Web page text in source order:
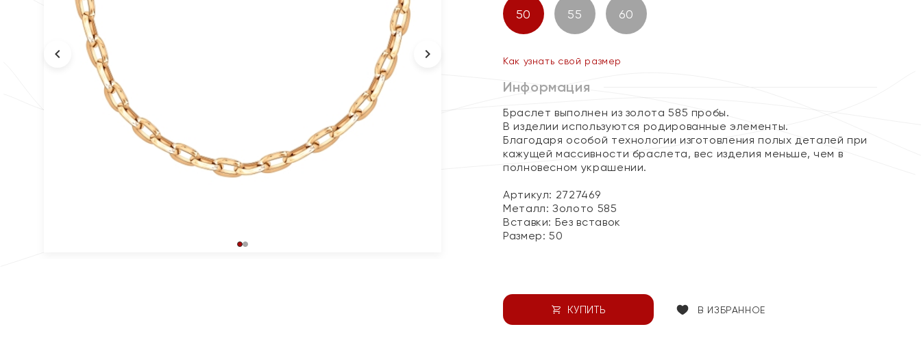
50 55 60
Как узнать свой размер
Информация
Браслет выполнен из золота 585 пробы.
В изделии используются родированные элементы.
Благодаря особой технологии изготовления полых деталей при
кажущей массивности браслета, вес изделия меньше, чем в
полновесном украшении.
Артикул: 2727469
Металл:Золото 585
Вставки: Без вставок
Размер:50
КУПИТЬ В ИЗБРАННОЕ